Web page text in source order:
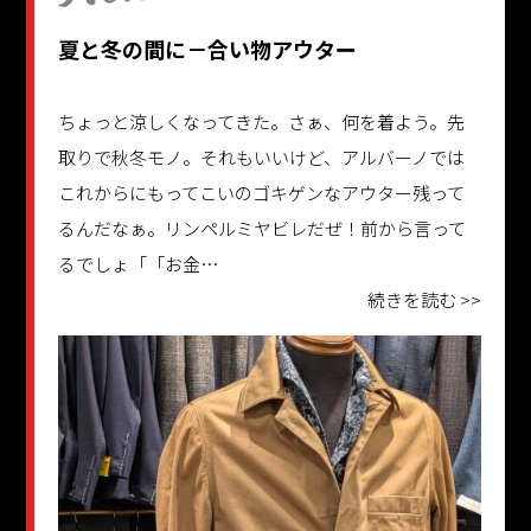
夏と冬の間に－合い物アウター
ちょっと涼しくなってきた。さぁ、何を着よう。先
取りで秋冬モノ。それもいいけど、アルバーノでは
これからにもってこいのゴキゲンなアウター残って
るんだなぁ。リンペルミヤビレだぜ！前から言って
るでしょ「「お金…
続きを読む >>
更新日：2025.09.19